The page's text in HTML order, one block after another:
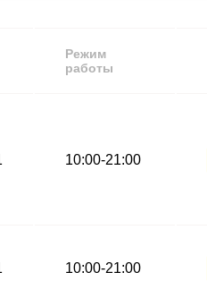
Режим
работы
10:00-21:00
10:00-21:00